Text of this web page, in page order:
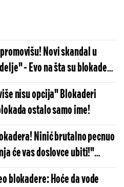
Novi skandal u
- Evo na šta su blokaderi
nisu opcija" Blokaderi
ostalo samo ime!
Ninić brutalno pecnuo
će vas doslovce ubiti!"
blokadere: Hoće da vode